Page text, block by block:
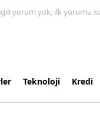
yorum yok, ilk yorumu
Teknoloji Kredi